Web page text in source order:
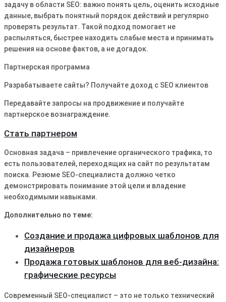
задачу в области SEO: важно понять цель, оценить исходные
данные, выбрать понятный порядок действий и регулярно
проверять результат. Такой подход помогает не
распыляться, быстрее находить слабые места и принимать
решения на основе фактов, а не догадок.
Партнерская программа
Разрабатываете сайты? Получайте доход с SEO клиентов
Передавайте запросы на продвижение и получайте
партнерское вознаграждение.
Стать партнером
Основная задача – привлечение органического трафика, то
есть пользователей, переходящих на сайт по результатам
поиска. Резюме SEO-специалиста должно четко
демонстрировать понимание этой цели и владение
необходимыми навыками.
Дополнительно по теме:
Создание и продажа цифровых шаблонов для
дизайнеров
Продажа готовых шаблонов для веб-дизайна:
графические ресурсы
Современный SEO-специалист – это не только технический